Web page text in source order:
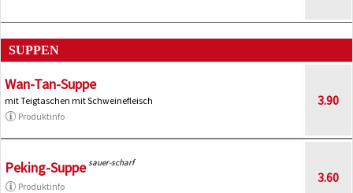
SUPPEN
Wan-Tan-Suppe
mit Teigtaschen mit Schweinefleisch
Produktinfo
3.90
Peking-Suppe sauer-scharf
Produktinfo
3.60